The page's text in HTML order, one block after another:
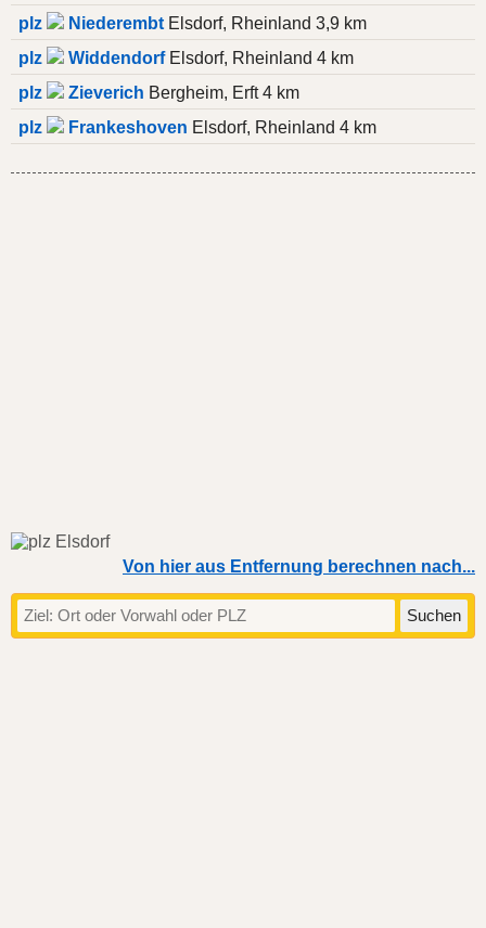
plz
Niederembt Elsdorf, Rheinland 3,9 km
plz
WiddendorfElsdorf, Rheinland 4 km
plz
Zieverich Bergheim, Erft 4 km
plz
Frankeshoven Elsdorf, Rheinland 4 km
Von hier aus Entfernung berechnen nach...